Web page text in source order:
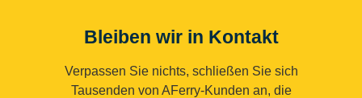
Bleiben wir in Kontakt
Verpassen Sie nichts, schließen Sie sich
Tausenden von AFerry-Kunden an, die